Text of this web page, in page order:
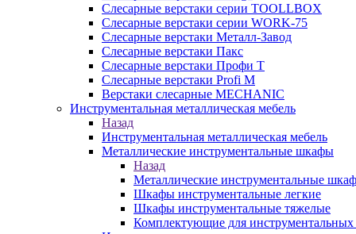
Слесарные верстаки серии TOOLLBOX
Слесарные верстаки серии WORK-75
Слесарные верстаки Металл-Завод
Слесарные верстаки Пакс
Слесарные верстаки Профи Т
Слесарные верстаки Profi M
Верстаки слесарные MECHANIC
Инструментальная металлическая мебель
Назад
Инструментальная металлическая мебель
Металлические инструментальные шкафы
Назад
Металлические инструментальные
Шкафы инструментальные легкие
Шкафы инструментальные тяжелые
Комплектующие для